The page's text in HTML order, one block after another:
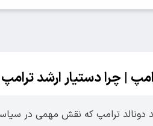
| چرا دستیار ارشد
دونالد ترامپ که نقش مهمی در